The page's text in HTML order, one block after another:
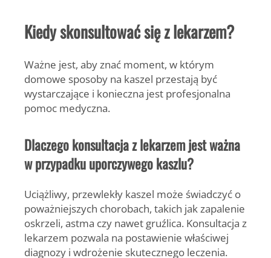
Kiedy skonsultować się z lekarzem?
Ważne jest, aby znać moment, w którym
domowe sposoby na kaszel przestają być
wystarczające i konieczna jest profesjonalna
pomoc medyczna.
Dlaczego konsultacja z lekarzem jest ważna
w przypadku uporczywego kaszlu?
Uciążliwy, przewlekły kaszel może świadczyć o
poważniejszych chorobach, takich jak zapalenie
oskrzeli, astma czy nawet gruźlica. Konsultacja z
lekarzem pozwala na postawienie właściwej
diagnozy i wdrożenie skutecznego leczenia.